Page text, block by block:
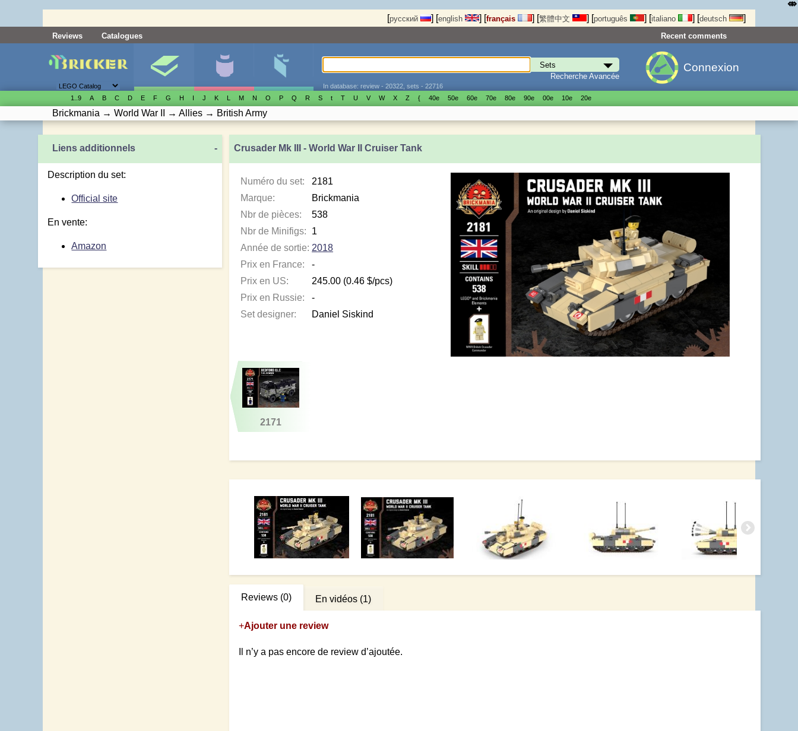
[русский ] [english ] [français ] [繁體中文 ] [português ] [italiano ] [deutsch ]
Reviews Catalogues Recent comments
Recherche Avancée
In database: review - 20322, sets - 22716
Connexion
1..9 A B C D E F G H I J K L M N O P Q R S t T U V W X Z { 40е 50е 60е 70е 80е 90е 00е 10е 20е
Brickmania → World War II → Allies → British Army
Crusader Mk III - World War II Cruiser Tank
Numéro du set:
2181
Marque:
Brickmania
Nbr de pièces:
538
Nbr de Minifigs:
1
Année de sortie: 2018
Prix en France:
-
Prix en US:
245.00 (0.46 $/pcs)
Prix en Russie:
-
Set designer:
Daniel Siskind
2171
Reviews (0)
+Ajouter une review
Il n’y a pas encore de review d’ajoutée.
En vidéos (1)
Liens additionnels -
Description du set:
Official site
En vente:
Amazon
⤄